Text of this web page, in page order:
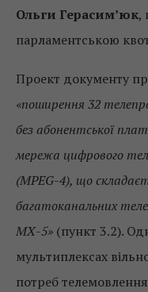
Ольги Герасим’юк,
парламентською
Проект документу
«поширення 32
без абонентської
мережа цифрового
(MPEG-4), що
багатоканальних
МХ-5» (пункт 3.2).
мультиплексах
потреб